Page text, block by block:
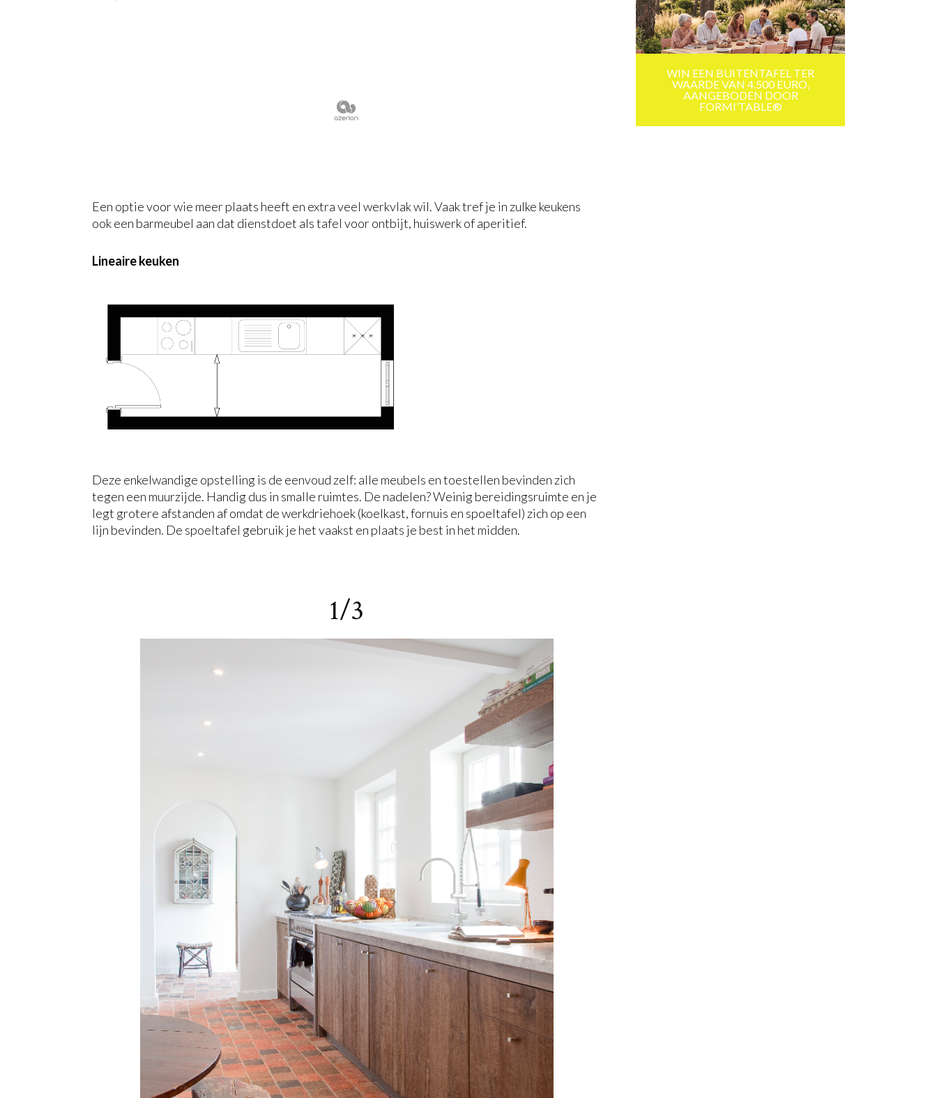
Een optie voor wie meer plaats heeft en extra veel werkvlak wil. Vaak tref je in zulke keukens
ook een barmeubel aan dat dienstdoet als tafel voor ontbijt, huiswerk of aperitief.
Lineaire keuken
Deze enkelwandige opstelling is de eenvoud zelf: alle meubels en toestellen bevinden zich
tegen een muurzijde. Handig dus in smalle ruimtes. De nadelen? Weinig bereidingsruimte en je
legt grotere afstanden af omdat de werkdriehoek (koelkast, fornuis en spoeltafel) zich op een
lijn bevinden. De spoeltafel gebruik je het vaakst en plaats je best in het midden.
1/3
WIN EEN BUITENTAFEL TER
WAARDE VAN 4.500 EURO,
AANGEBODEN DOOR
FORMI’TABLE®